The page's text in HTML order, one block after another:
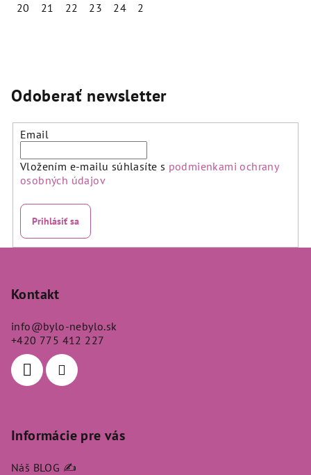
20
21 22 23 24 25
4,7
z
Odoberať newsletter
Email
Vložením e-mailu súhlasíte s podmienkami ochrany
osobných údajov
Prihlásiť sa
Kontakt
info@bylo-nebylo.sk
+420 775 412 227
Informácie pre vás
Náš BLOG ✍️